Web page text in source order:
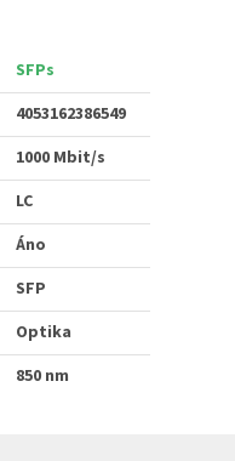
SFPs
4053162386549
1000 Mbit/s
LC
Áno
SFP
Optika
850 nm